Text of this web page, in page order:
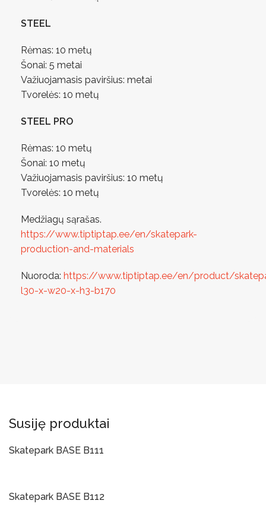
STEEL
Rėmas: 10 metų
Šonai: 5 metai
Važiuojamasis paviršius: metai
Tvorelės: 10 metų
STEEL PRO
Rėmas: 10 metų
Šonai: 10 metų
Važiuojamasis paviršius: 10 metų
Tvorelės: 10 metų
Medžiagų sąrašas.
https://www.tiptiptap.ee/en/skatepark-
production-and-materials
Nuoroda: https://www.tiptiptap.ee/en/product/
l30-x-w20-x-h3-b170
Susiję produktai
Skatepark BASE B111
Skatepark BASE B112